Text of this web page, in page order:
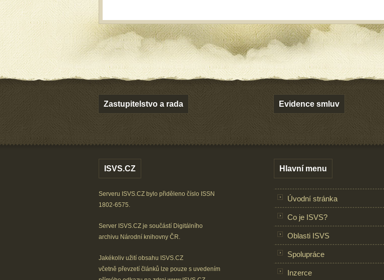
Zastupitelstvo a rada Evidence smluv
ISVS.CZ
Serveru ISVS.CZ bylo přiděleno číslo ISSN
1802-6575.
Server ISVS.CZ je součástí Digitálního
archivu Národní knihovny ČR.
Jakékoliv užití obsahu ISVS.CZ
včetně převzetí článků lze pouze s uvedením
Hlavní menu
Úvodní stránka
Co je ISVS?
Oblasti ISVS
Spolupráce
Inzerce